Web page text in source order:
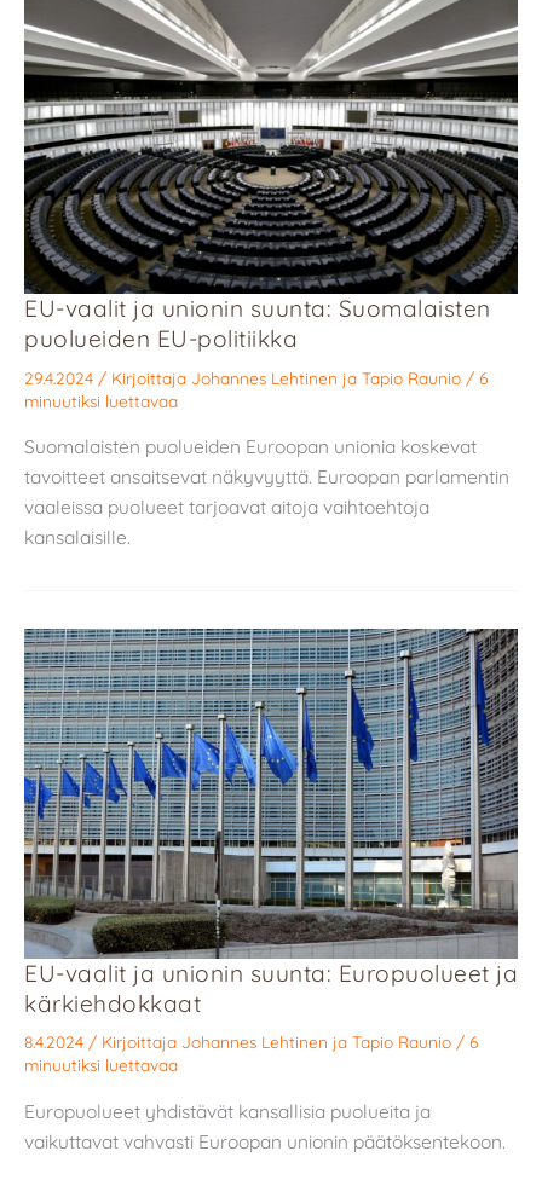
EU-vaalit ja unionin suunta: Suomalaisten
puolueiden EU-politiikka
29.4.2024 / Kirjoittaja Johannes Lehtinen ja Tapio Raunio / 6
minuutiksi luettavaa
Suomalaisten puolueiden Euroopan unionia koskevat
tavoitteet ansaitsevat näkyvyyttä. Euroopan parlamentin
vaaleissa puolueet tarjoavat aitoja vaihtoehtoja
kansalaisille.
EU-vaalit ja unionin suunta: Europuolueet ja
kärkiehdokkaat
8.4.2024 / Kirjoittaja Johannes Lehtinen ja Tapio Raunio / 6
minuutiksi luettavaa
Europuolueet yhdistävät kansallisia puolueita ja
vaikuttavat vahvasti Euroopan unionin päätöksentekoon.